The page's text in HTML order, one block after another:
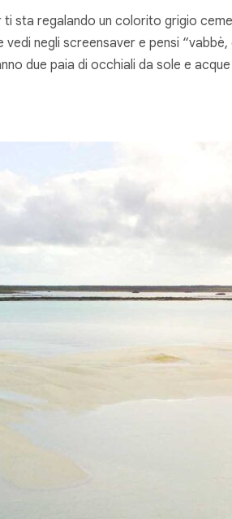
sta regalando un colorito grigio
vedi negli screensaver e pensi
due paia di occhiali da sole e